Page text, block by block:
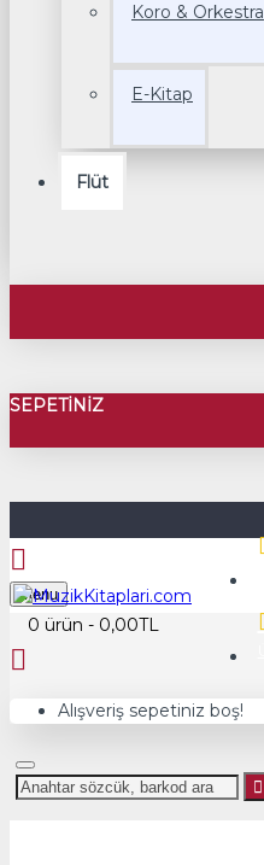
Koro & Orkestra
E-Kitap
Flüt
SEPETINIZ
Menu
0 ürün - 0,00TL
Alışveriş sepetiniz boş!